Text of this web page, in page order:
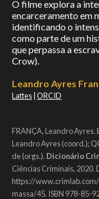
O filme explora a
encarceramento em
identificando o
como parte de um
que perpassa a
Crow).
Leandro Ayres
Lattes|ORCID
FRANÇA, Leandro Ayres.
Leandro Ayres (coord.);
de (orgs.). Dicionário
Ciências Criminais, 2020.
https://
massa/45. ISBN 978-85-